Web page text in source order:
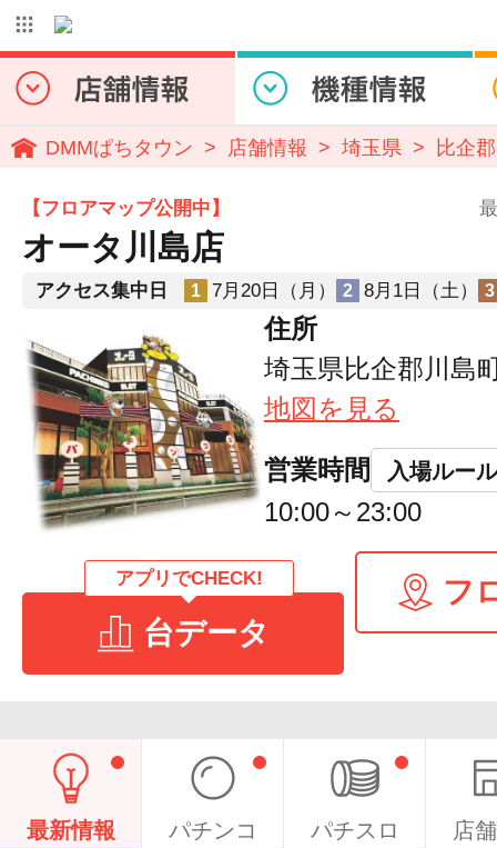
DMMぱちタウン 店舗情報 埼玉県 比企郡
【フロアマップ公開中】
オータ川島店
アクセス集中日 1 7月20日（月） 2 8月1日（土） 3
住所
埼玉県比企郡川島
地図を見る
営業時間 入場ルール
10:00～23:00
アプリでCHECK!
台データ
フ
最新情報 パチンコ パチスロ 店